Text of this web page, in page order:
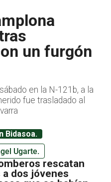
un furgón
en la N-121b, a la
fue trasladado al
Bidasoa.
Ugarte.
rescatan
a dos jóvenes